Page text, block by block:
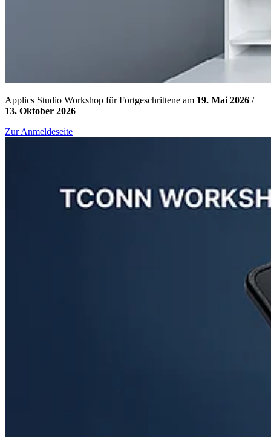
Applics Studio Workshop für Fortgeschrittene am 19. Mai 2026 /
13. Oktober 2026
Zur Anmeldeseite